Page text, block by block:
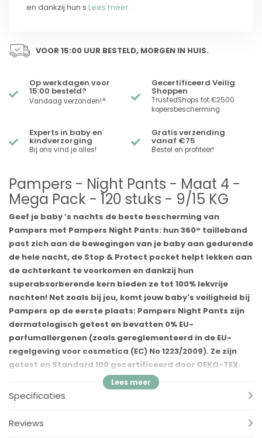
en dankzij hun s Lees meer..
VOOR 15:00 UUR BESTELD, MORGEN IN HUIS.
Op werkdagen voor
15:00 besteld?
Vandaag verzonden!*
Gecertificeerd Veilig
Shoppen
TrustedShops tot €2500
kopersbescherming
Experts in baby en
kindverzorging
Bij ons vind je alles!
Gratis verzending
vanaf €75
Bestel en profiteer!
Pampers - Night Pants - Maat 4 -
Mega Pack - 120 stuks - 9/15 KG
Geef je baby ’s nachts de beste bescherming van
Pampers met Pampers Night Pants: hun 360° tailleband
past zich aan de bewegingen van je baby aan gedurende
de hele nacht, de Stop & Protect pocket helpt lekken aan
de achterkant te voorkomen en dankzij hun
superabsorberende kern bieden ze tot 100% lekvrije
nachten! Net zoals bij jou, komt jouw baby's veiligheid bij
Pampers op de eerste plaats: Pampers Night Pants zijn
dermatologisch getest en bevatten 0% EU-
parfumallergenen (zoals gereglementeerd in de EU-
regelgeving voor cosmetica (EC) No 1223/2009). Ze zijn
getest en Standard 100 gecertificeerd door OEKO-TEX.
Wil je weten wat de bestanddelen zijn van onze
producten? Bezoek Pampers.nl
✓ Onze meest absorberende luierbroekjes voor
Specificaties
Reviews